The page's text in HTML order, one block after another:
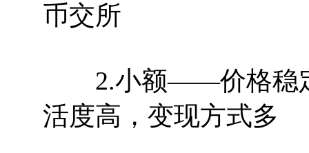
币交所
2.小额——价格稳定
活度高，变现方式多